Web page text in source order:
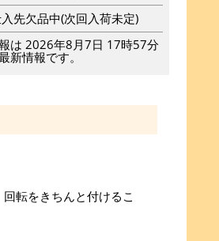
先欠品中(次回入荷未定)
は 2026年8月7日 17時57分
新情報です。
転をきちんと付けるこ